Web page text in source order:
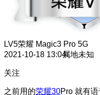
LV5荣耀 Magic3 Pro 5G
2021-10-18 13:04属地未知
关注
之前用的荣耀30Pro 就有